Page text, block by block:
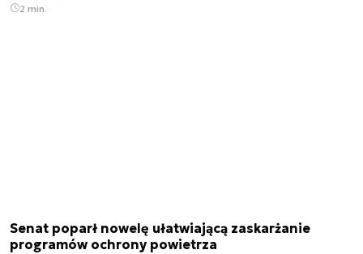
2 min.
Senat poparł nowelę ułatwiającą zaskarżanie
programów ochrony powietrza